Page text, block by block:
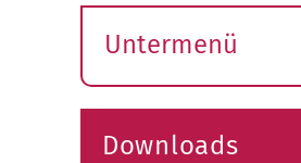
Untermenü
öffnen
Downloads